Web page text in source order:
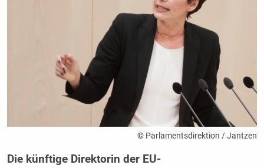
© Parlamentsdirektion / Jantzen
Die künftige Direktorin der EU-